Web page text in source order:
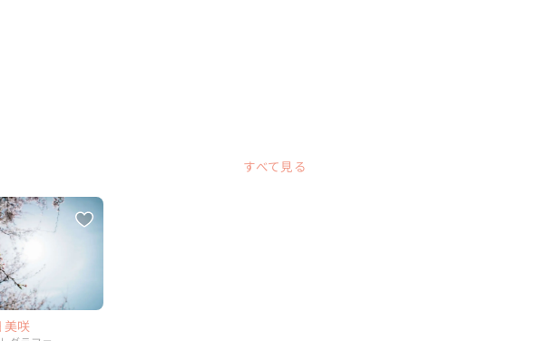
すべて見る
美咲